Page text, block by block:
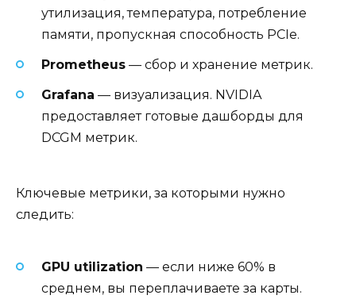
утилизация, температура, потребление
памяти, пропускная способность PCIe.
Prometheus — сбор и хранение метрик.
Grafana — визуализация. NVIDIA
предоставляет готовые дашборды для
DCGM метрик.
Ключевые метрики, за которыми нужно
следить:
GPU utilization — если ниже 60% в
среднем, вы переплачиваете за карты.